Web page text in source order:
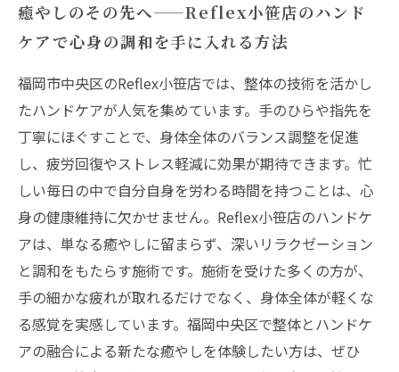
癒やしのその先へ——Reflex小笹店のハンド
ケアで心身の調和を手に入れる方法
福岡市中央区のReflex小笹店では、整体の技術を活かし
たハンドケアが人気を集めています。手のひらや指先を
丁寧にほぐすことで、身体全体のバランス調整を促進
し、疲労回復やストレス軽減に効果が期待できます。忙
しい毎日の中で自分自身を労わる時間を持つことは、心
身の健康維持に欠かせません。Reflex小笹店のハンドケ
アは、単なる癒やしに留まらず、深いリラクゼーション
と調和をもたらす施術です。施術を受けた多くの方が、
手の細かな疲れが取れるだけでなく、身体全体が軽くな
る感覚を実感しています。福岡中央区で整体とハンドケ
アの融合による新たな癒やしを体験したい方は、ぜひ